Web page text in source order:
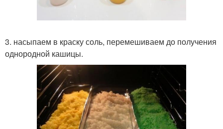
3. насыпаем в краску соль, перемешиваем до получения
однородной кашицы.